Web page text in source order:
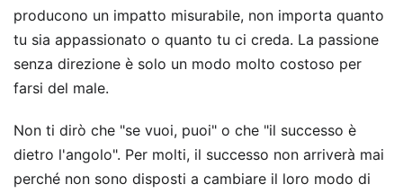
producono un impatto misurabile, non importa quanto
tu sia appassionato o quanto tu ci creda. La passione
senza direzione è solo un modo molto costoso per
farsi del male.
Non ti dirò che "se vuoi, puoi" o che "il successo è
dietro l'angolo". Per molti, il successo non arriverà mai
perché non sono disposti a cambiare il loro modo di